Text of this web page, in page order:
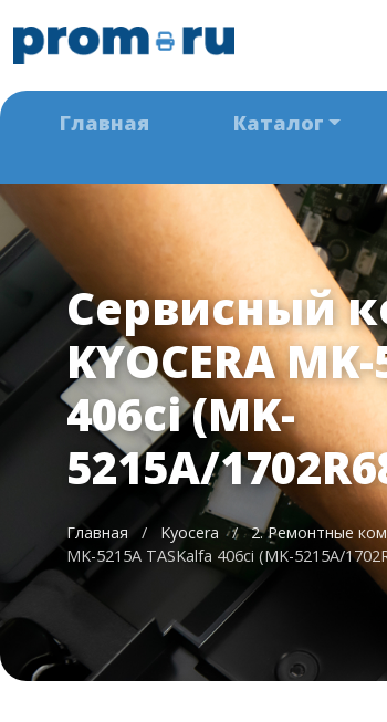
Главная Каталог
Сервисный
KYOCERA
406ci (MK-
5215A/
Главная / Kyocera / 2. Ремонтные
MK-5215A TASKalfa 406ci (MK-5215A/